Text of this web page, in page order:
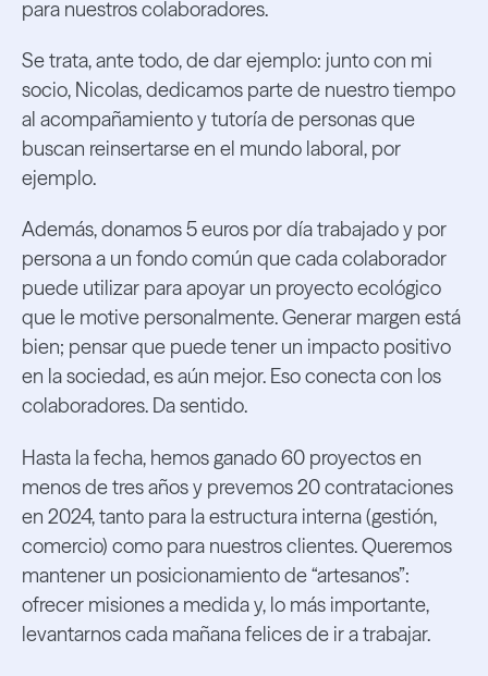
para nuestros colaboradores.
Se trata, ante todo, de dar ejemplo: junto con mi
socio, Nicolas, dedicamos parte de nuestro tiempo
al acompañamiento y tutoría de personas que
buscan reinsertarse en el mundo laboral, por
ejemplo.
Además, donamos 5 euros por día trabajado y por
persona a un fondo común que cada colaborador
puede utilizar para apoyar un proyecto ecológico
que le motive personalmente. Generar margen está
bien; pensar que puede tener un impacto positivo
en la sociedad, es aún mejor. Eso conecta con los
colaboradores. Da sentido.
Hasta la fecha, hemos ganado 60 proyectos en
menos de tres años y prevemos 20 contrataciones
en 2024, tanto para la estructura interna (gestión,
comercio) como para nuestros clientes. Queremos
mantener un posicionamiento de “artesanos”:
ofrecer misiones a medida y, lo más importante,
levantarnos cada mañana felices de ir a trabajar.